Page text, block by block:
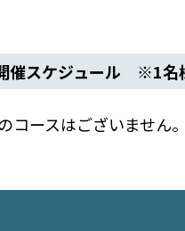
催スケジュール ※1名
コースはございません。